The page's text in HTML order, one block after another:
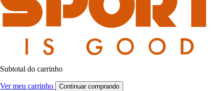
Subtotal do carrinho
Ver meu carrinho Continuar comprando